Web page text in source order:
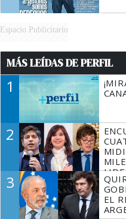
Espacio Publicitario
MÁS LEÍDAS DE PERFIL
1
2
3
EL